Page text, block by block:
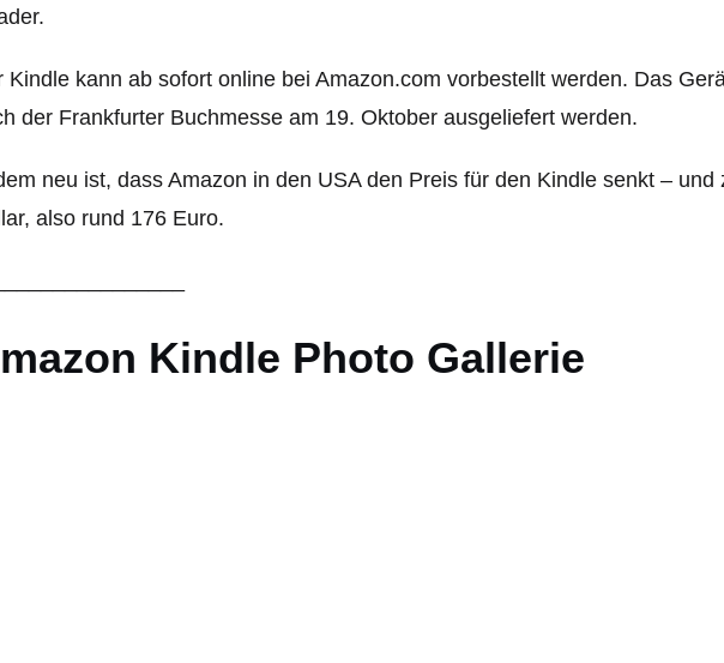
Kindle kann ab sofort online bei Amazon.com vorbestellt werden. Das
der Frankfurter Buchmesse am 19. Oktober ausgeliefert werden.
neu ist, dass Amazon in den USA den Preis für den Kindle senkt – und
also rund 176 Euro.
Kindle Photo Gallerie